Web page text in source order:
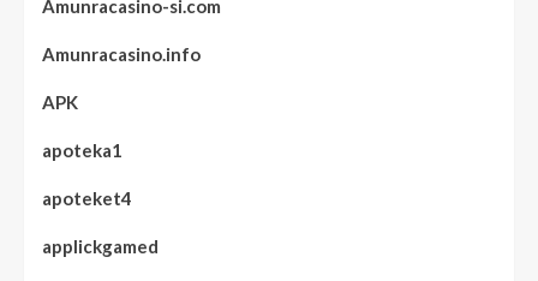
Amunracasino-si.com
Amunracasino.info
APK
apoteka1
apoteket4
applickgamed